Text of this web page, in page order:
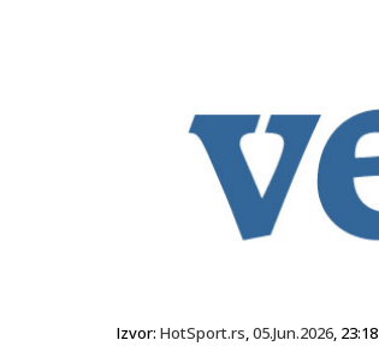
Izvor: HotSport.rs,05.Jun.2026, 23:18